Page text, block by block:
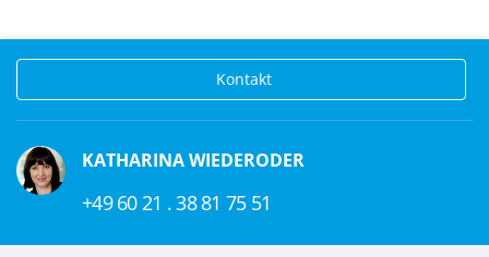
Kontakt
KATHARINA WIEDERODER
+49 60 21 . 38 81 75 51